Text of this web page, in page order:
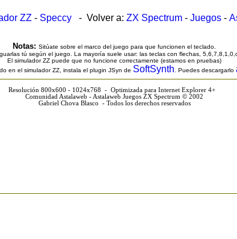
ZZ - Speccy - Volver a: ZX Spectrum - Juegos -
Notas: Sitúate sobre el marco del juego para que funcionen el teclado.
tú según el juego. La mayoría suele usar: las teclas con flechas,
El simulador ZZ puede que no funcione correctamente (estamos en pruebas)
en el simulador ZZ, instala el plugin JSyn de SoftSynth . Puedes descargarlo
Resolución 800x600 - 1024x768 - Optimizada para Internet Explorer 4+
Comunidad Astalaweb - Astalaweb Juegos ZX Spectrum © 2002
Gabriel Chova Blasco - Todos los derechos reservados